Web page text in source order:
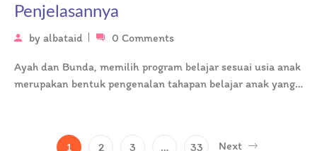
Penjelasannya
by albataid 0 Comments
Ayah dan Bunda, memilih program belajar sesuai usia anak
merupakan bentuk pengenalan tahapan belajar anak yang
1 2 3 … 33 Next